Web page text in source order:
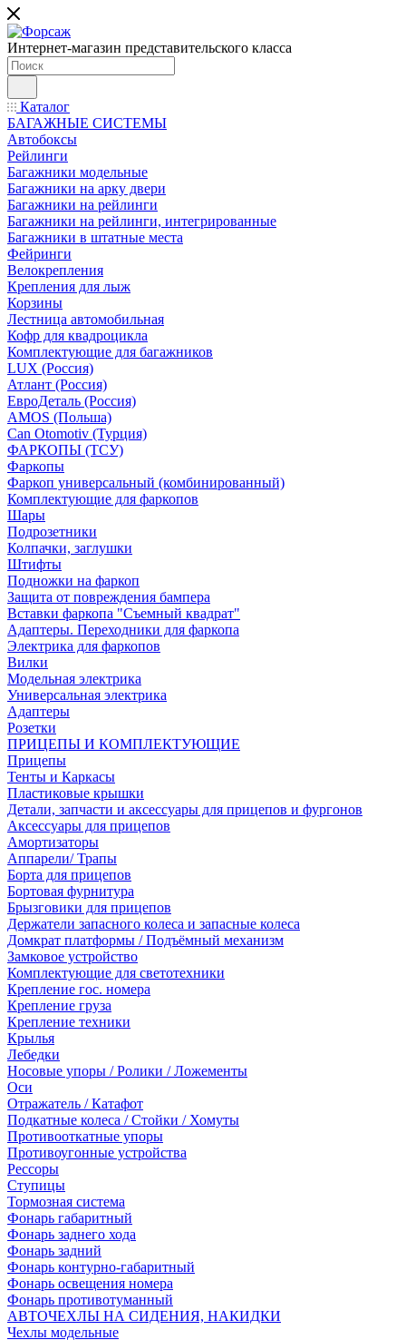
Интернет-магазин представительского класса
Каталог
БАГАЖНЫЕ СИСТЕМЫ
Автобоксы
Рейлинги
Багажники модельные
Багажники на арку двери
Багажники на рейлинги
Багажники на рейлинги, интегрированные
Багажники в штатные места
Фейринги
Велокрепления
Крепления для лыж
Корзины
Лестница автомобильная
Кофр для квадроцикла
Комплектующие для багажников
LUX (Россия)
Атлант (Россия)
ЕвроДеталь (Россия)
AMOS (Польша)
Can Otomotiv (Турция)
ФАРКОПЫ (ТСУ)
Фаркопы
Фаркоп универсальный (комбинированный)
Комплектующие для фаркопов
Шары
Подрозетники
Колпачки, заглушки
Штифты
Подножки на фаркоп
Защита от повреждения бампера
Вставки фаркопа "Съемный квадрат"
Адаптеры. Переходники для фаркопа
Электрика для фаркопов
Вилки
Модельная электрика
Универсальная электрика
Адаптеры
Розетки
ПРИЦЕПЫ И КОМПЛЕКТУЮЩИЕ
Прицепы
Тенты и Каркасы
Пластиковые крышки
Детали, запчасти и аксессуары для прицепов и фургонов
Аксессуары для прицепов
Амортизаторы
Аппарели/ Трапы
Борта для прицепов
Бортовая фурнитура
Брызговики для прицепов
Держатели запасного колеса и запасные колеса
Домкрат платформы / Подъёмный механизм
Замковое устройство
Комплектующие для светотехники
Крепление гос. номера
Крепление груза
Крепление техники
Крылья
Лебедки
Носовые упоры / Ролики / Ложементы
Оси
Отражатель / Катафот
Подкатные колеса / Стойки / Хомуты
Противооткатные упоры
Противоугонные устройства
Рессоры
Ступицы
Тормозная система
Фонарь габаритный
Фонарь заднего хода
Фонарь задний
Фонарь контурно-габаритный
Фонарь освещения номера
Фонарь противотуманный
АВТОЧЕХЛЫ НА СИДЕНИЯ, НАКИДКИ
Чехлы модельные